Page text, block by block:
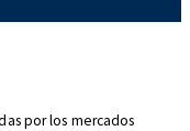
por los mercados